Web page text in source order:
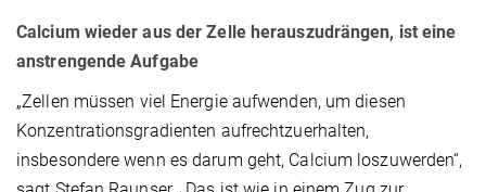
Calcium wieder aus der Zelle herauszudrängen, ist eine
anstrengende Aufgabe
„Zellen müssen viel Energie aufwenden, um diesen
Konzentrationsgradienten aufrechtzuerhalten,
insbesondere wenn es darum geht, Calcium loszuwerden“,